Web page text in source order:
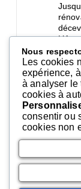
dans
des
Pour
dans
Nous
Les cookies
expérience,
à analyser le
cookies à
consentir ou
cookies non